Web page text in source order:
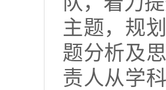
主题，规
题分析及
责人从学